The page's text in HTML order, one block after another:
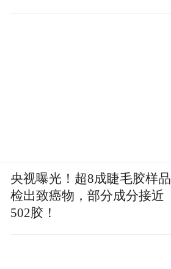
央视曝光！超8成睫毛胶样品
检出致癌物，部分成分接近
502胶！